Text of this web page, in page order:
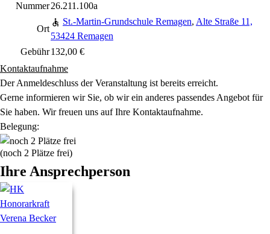
Nummer26.211.100a
Ort
St.-Martin-Grundschule Remagen, Alte Straße 11,
53424 Remagen
Gebühr132,00 €
Kontaktaufnahme
Der Anmeldeschluss der Veranstaltung ist bereits erreicht.
Gerne informieren wir Sie, ob wir ein anderes passendes Angebot für
Sie haben. Wir freuen uns auf Ihre Kontaktaufnahme.
Belegung:
(noch 2 Plätze frei)
Ihre Ansprechperson